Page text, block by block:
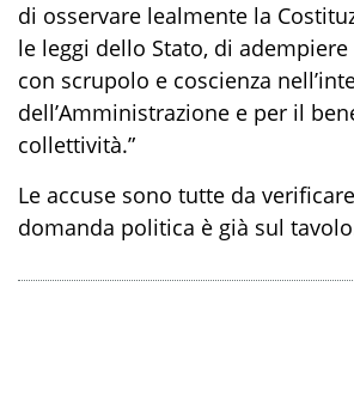
di osservare lealmente la
le leggi dello Stato, di
con scrupolo e coscienza
dell’Amministrazione e per il
collettività.”
Le accuse sono tutte da
domanda politica è già sul